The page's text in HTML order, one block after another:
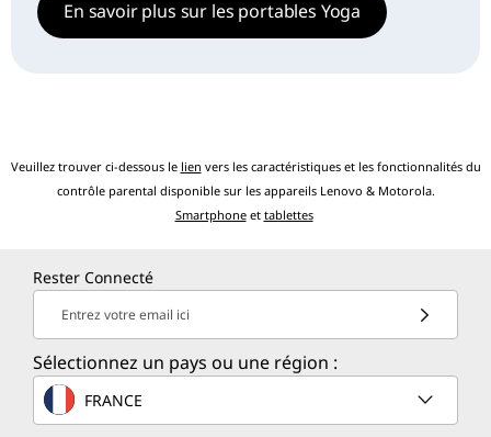
En savoir plus sur les portables Yoga
Veuillez trouver ci-dessous le lien vers les caractéristiques et les fonctionnalités du
contrôle parental disponible sur les appareils Lenovo & Motorola.
Smartphoneet tablettes
Rester Connecté
Entrez votre email ici
Sélectionnez un pays ou une région :
FRANCE